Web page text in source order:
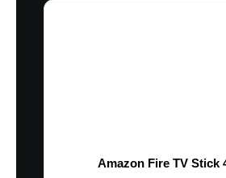
Amazon Fire TV Stick